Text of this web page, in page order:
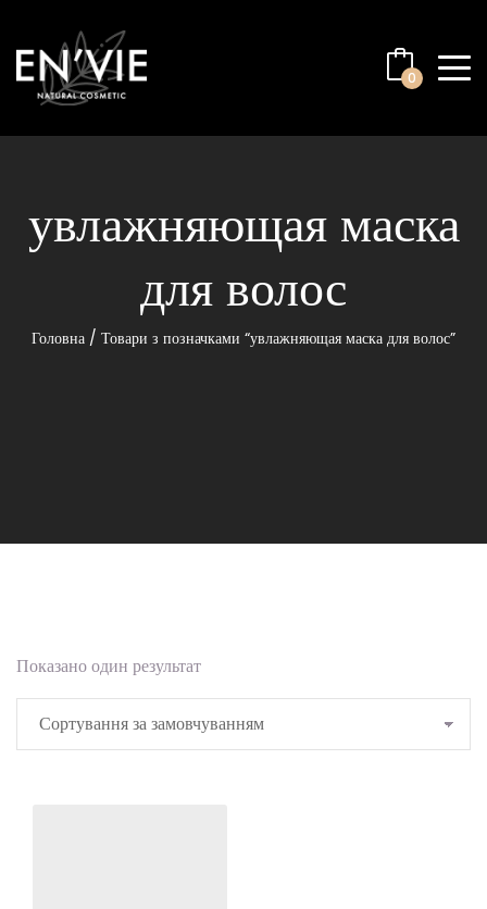
0
увлажняющая маска
для волос
Головна / Товари з позначками “увлажняющая маска для волос”
Показано один результат
Add to